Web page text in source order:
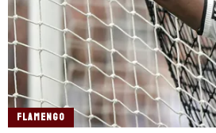
FLAMENGO